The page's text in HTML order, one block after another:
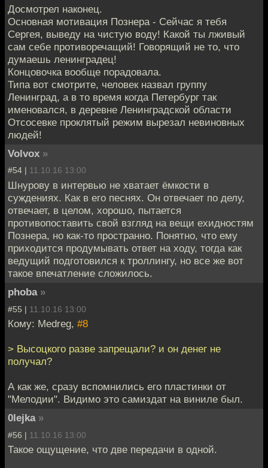
Досмотрел наконец.
Основная мотивация Познера - Сейчас я тебя
Сергея, выведу на чистую воду! Какой ты лживый
сам себе противоречащий! Говорящий не то, что
думаешь ленинградец!
Концовочка вообще порадовала.
Типа вот смотрите, человек назвал группу
Ленинград, а в то время когда Петербург так
именовался, в деревне Ленинградской области
Отсосевке проклятый режим вырезал невиновных
людей!
Volvox »
#54 | 11.10.16 13:00
Шнурову в интервью не хватает ёмкости в
суждениях. Как в его песнях. Он отвечает по делу,
отвечает, в целом, хорошо, пытается
противопоставить свой взгляд на вещи ехидностям
Познера, но как-то пространно. Понятно, что ему
приходится продумывать ответ на ходу, тогда как
ведущий подготовился к троллингу, но все же вот
такое впечатление сложилось.
phoba »
#55 | 11.10.16 13:00
Кому: Medreg, #8
> Высоцкого разве запрещали? и он денег не
получал?
А как же, сразу вспомнились его пластинки от
"Мелодии". Видимо это самиздат на виниле был.
0lejka »
#56 | 11.10.16 13:00
Такое ощущение, что две передачи в одной.